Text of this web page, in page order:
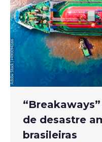
de desastre
brasileiras